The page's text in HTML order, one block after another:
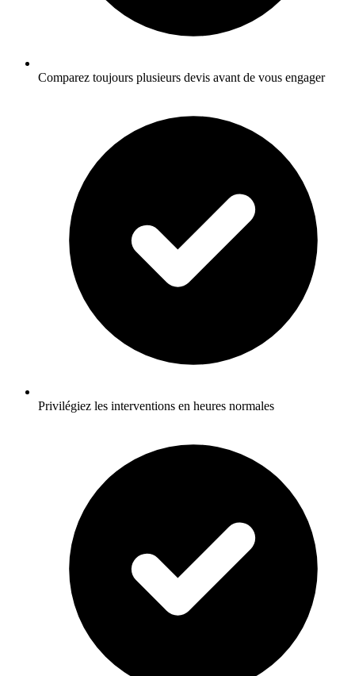
Comparez toujours plusieurs devis avant de vous engager
Privilégiez les interventions en heures normales